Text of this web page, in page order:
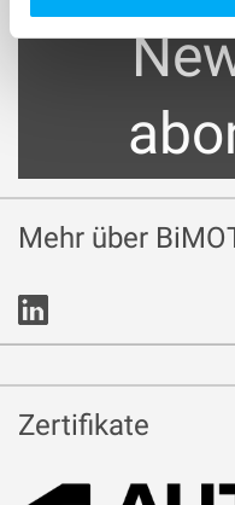
Mehr über
Zertifikate